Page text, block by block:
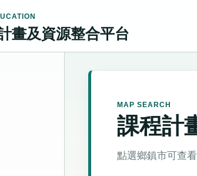
畫及資源整合平台
MAP SEARCH
課程計
點選鄉鎮市可查